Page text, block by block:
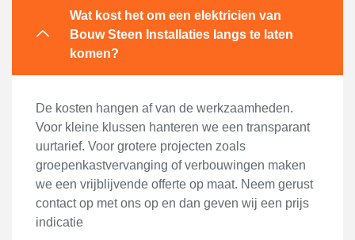
Wat kost het om een elektricien van
Bouw Steen Installaties langs te laten
komen?
De kosten hangen af van de werkzaamheden.
Voor kleine klussen hanteren we een transparant
uurtarief. Voor grotere projecten zoals
groepenkastvervanging of verbouwingen maken
we een vrijblijvende offerte op maat. Neem gerust
contact op met ons op en dan geven wij een prijs
indicatie